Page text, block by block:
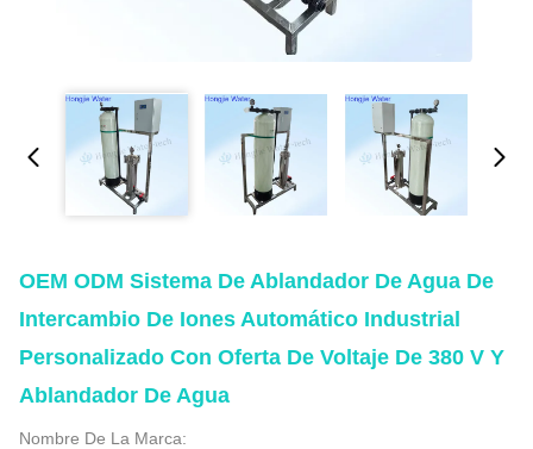
OEM ODM Sistema De Ablandador De Agua De
Intercambio De Iones Automático Industrial
Personalizado Con Oferta De Voltaje De 380 V Y
Ablandador De Agua
Nombre De La Marca: